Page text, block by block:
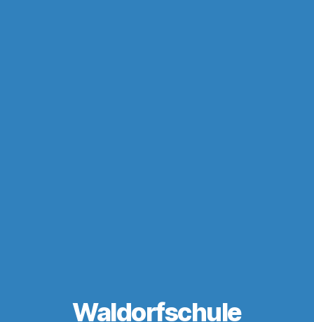
Waldorfschule